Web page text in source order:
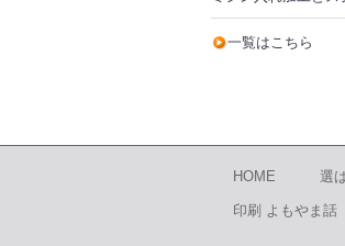
一覧はこちら
HOME 選
印刷 よもやま話